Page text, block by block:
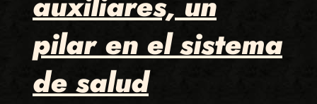
pilar en el sistema
de salud